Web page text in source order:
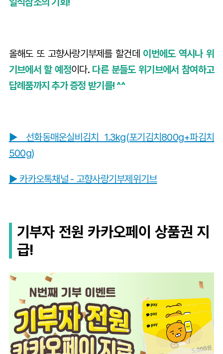
올해도 또 고향사랑기부제를 할건데 이번에도 역시나 위
기브에서 할 예정이다. 다른 분들도 위기브에서 참여하고
답례품까지 추가 증정 받기를! ^^
▶ 선화동매운실비김치 1.3kg(포기김치800g+파김치
500g)
▶ 카카오톡채널 - 고향사랑기부제위기브
기부자 전원 카카오페이 상품권 지
급!